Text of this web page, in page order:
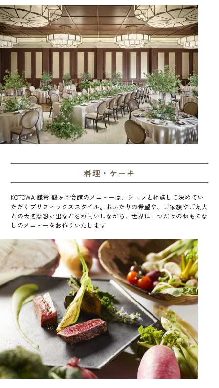
料理・ケーキ
KOTOWA 鎌倉 鶴ヶ岡会館のメニューは、シェフと相談して決めてい
ただくプリフィックススタイル。おふたりの希望や、ご家族やご友人
との大切な想い出などをお伺いしながら、世界に一つだけのおもてな
しのメニューをお作りいたします